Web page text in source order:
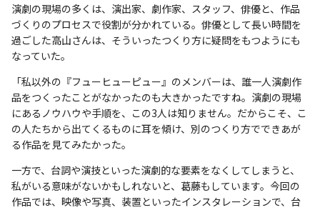
演劇の現場の多くは、演出家、劇作家、スタッフ、俳優と、作品
づくりのプロセスで役割が分かれている。俳優として長い時間を
過ごした高山さんは、そういったつくり方に疑問をもつようにも
なっていた。
「私以外の『フューヒューピュー』のメンバーは、誰一人演劇作
品をつくったことがなかったのも大きかったですね。演劇の現場
にあるノウハウや手順を、この3人は知りません。だからこそ、こ
の人たちから出てくるものに耳を傾け、別のつくり方でできあが
る作品を見てみたかった。
一方で、台詞や演技といった演劇的な要素をなくしてしまうと、
私がいる意味がないかもしれないと、葛藤もしています。今回の
作品では、映像や写真、装置といったインスタレーションで、台